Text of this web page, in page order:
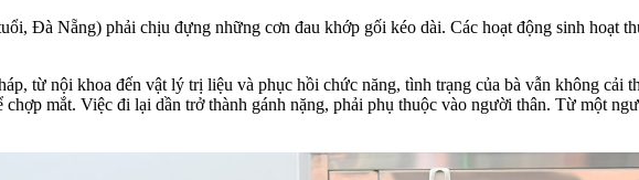
Đà Nẵng) phải chịu đựng những cơn đau khớp gối kéo dài. Các hoạt động sinh hoạt
từ nội khoa đến vật lý trị liệu và phục hồi chức năng, tình trạng của bà vẫn không cải
mắt. Việc đi lại dần trở thành gánh nặng, phải phụ thuộc vào người thân. Từ một